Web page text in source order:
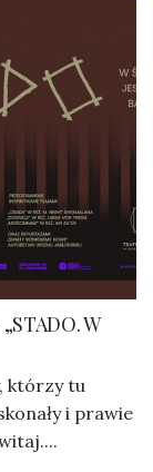
W
którzy tu
i prawie